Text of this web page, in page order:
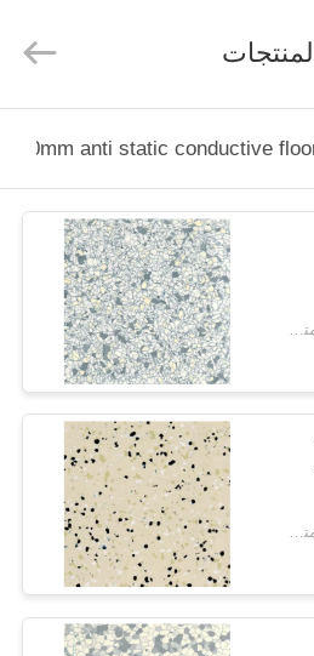
المنتجات
USD 6.99 sqm MOQ:500 متر مربع
USD 8.99 sqm MOQ:500 متر مربع